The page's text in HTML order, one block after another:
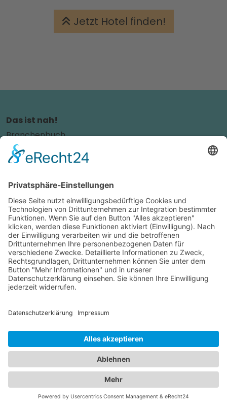
Jetzt Hotel finden!
Das ist nah!
Branchenbuch
Kontakt & Hilfe
Unternehmen hinzufügen
Rechtliches
Impressum
Datenschutz
Cookie-Einstellungen
Beliebte Kategorien
Handwerker
Bestatter
Hausarzt
Autohaus
Autolackierer
Autowerkstatt